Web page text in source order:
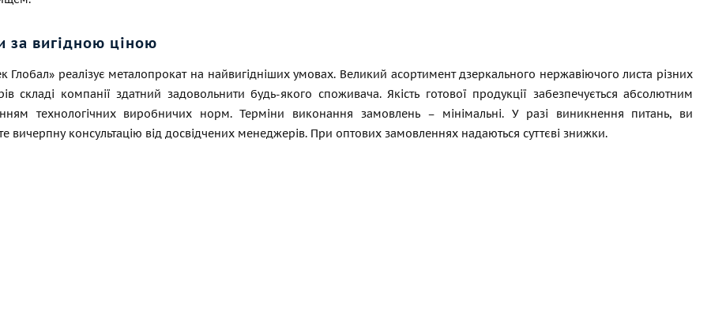
за вигідною ціною
Глобал» реалізує металопрокат на найвигідніших умовах. Великий асортимент дзеркального нержавіючого листа різних
складі компанії здатний задовольнити будь-якого споживача. Якість готової продукції забезпечується абсолютним
технологічних виробничих норм. Терміни виконання замовлень – мінімальні. У разі виникнення питань, ви
вичерпну консультацію від досвідчених менеджерів. При оптових замовленнях надаються суттєві знижки.